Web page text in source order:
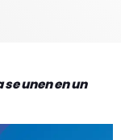
unen en un